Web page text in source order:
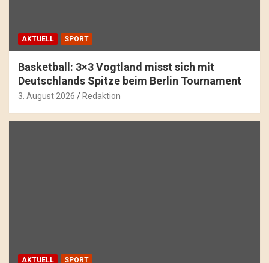
AKTUELL SPORT
Basketball: 3×3 Vogtland misst sich mit
Deutschlands Spitze beim Berlin Tournament
3. August 2026 Redaktion
AKTUELL SPORT